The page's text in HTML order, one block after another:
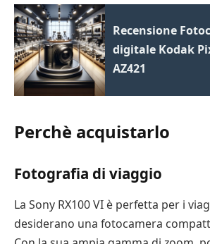
Recensione
digitale Kodak
AZ421
Perchè acquistarlo
Fotografia di viaggio
La Sony RX100 VI è perfetta per i
desiderano una fotocamera